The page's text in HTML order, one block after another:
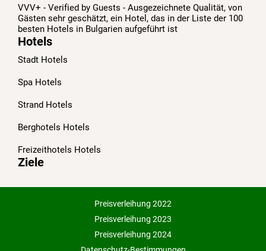
VVV+ - Verified by Guests - Ausgezeichnete Qualität, von
Gästen sehr geschätzt, ein Hotel, das in der Liste der 100
besten Hotels in Bulgarien aufgeführt ist
Hotels
Stadt Hotels
Spa Hotels
Strand Hotels
Berghotels Hotels
Freizeithotels Hotels
Ziele
Preisverleihung 2022
Preisverleihung 2023
Preisverleihung 2024